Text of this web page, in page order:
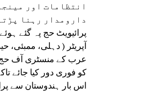
انتظامات اور
دارومدار رہنا
پرائیویٹ حج پہ گئے
آپریٹر ( دہلی، ممبئی،
عرب کے منسٹری آف حج
کو فوری دور کیا جائے